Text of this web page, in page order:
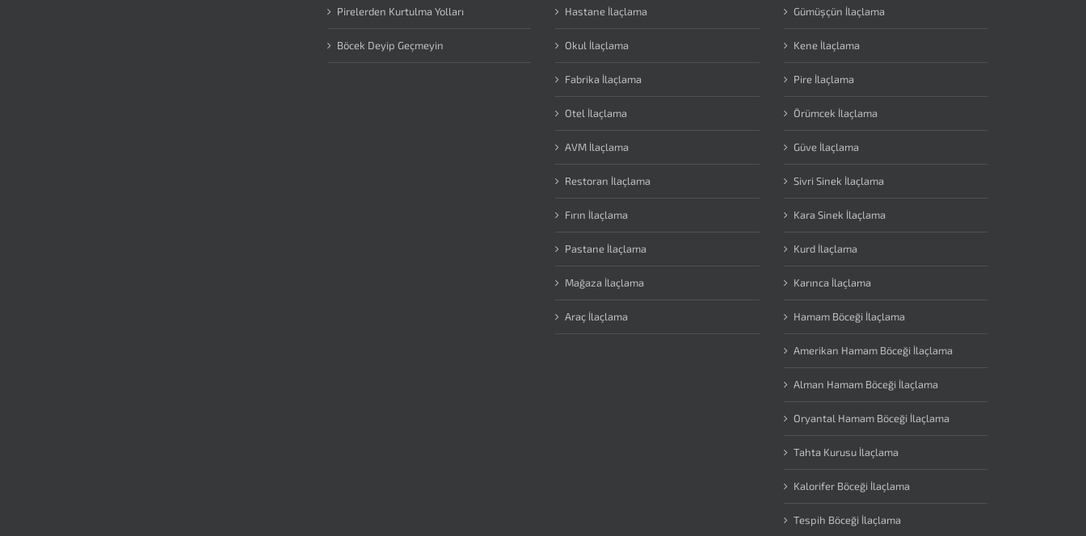
Pirelerden Kurtulma Yolları
Böcek Deyip Geçmeyin
Hastane İlaçlama
Okul İlaçlama
Fabrika İlaçlama
Otel İlaçlama
AVM İlaçlama
Restoran İlaçlama
Fırın İlaçlama
Pastane İlaçlama
Mağaza İlaçlama
Araç İlaçlama
Gümüşçün İlaçlama
Kene İlaçlama
Pire İlaçlama
Örümcek İlaçlama
Güve İlaçlama
Sivri Sinek İlaçlama
Kara Sinek İlaçlama
Kurd İlaçlama
Karınca İlaçlama
Hamam Böceği İlaçlama
Amerikan Hamam Böceği İlaçlama
Alman Hamam Böceği İlaçlama
Oryantal Hamam Böceği İlaçlama
Tahta Kurusu İlaçlama
Kalorifer Böceği İlaçlama
Tespih Böceği İlaçlama